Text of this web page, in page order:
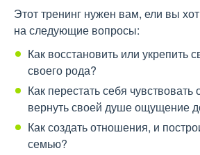
Этот тренинг нужен вам, ели вы
на следующие вопросы:
Как восстановить или укрепить
своего рода?
Как перестать себя чувствовать
вернуть своей душе ощущение
Как создать отношения, и
семью?